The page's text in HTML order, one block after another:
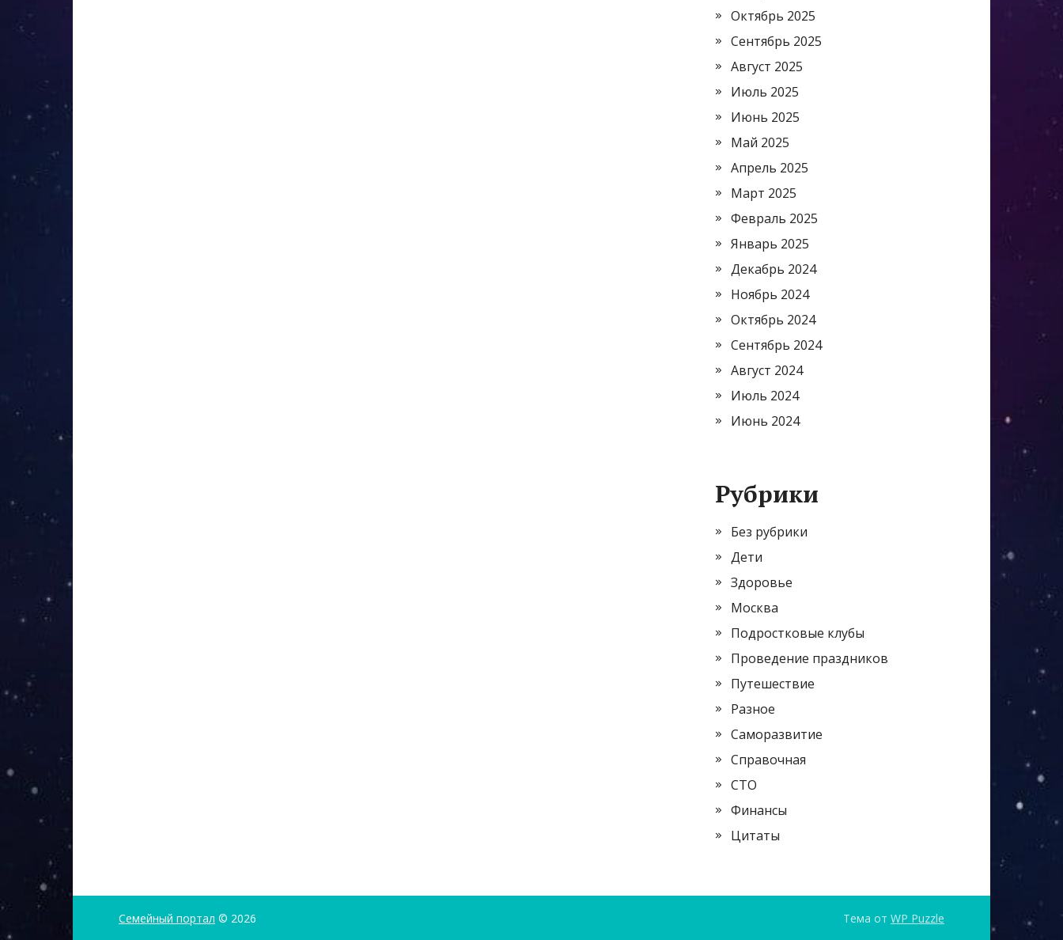
Октябрь 2025
Сентябрь 2025
Август 2025
Июль 2025
Июнь 2025
Май 2025
Апрель 2025
Март 2025
Февраль 2025
Январь 2025
Декабрь 2024
Ноябрь 2024
Октябрь 2024
Сентябрь 2024
Август 2024
Июль 2024
Июнь 2024
Рубрики
Без рубрики
Дети
Здоровье
Москва
Подростковые клубы
Проведение праздников
Путешествие
Разное
Саморазвитие
Справочная
СТО
Финансы
Цитаты
Семейный портал © 2026 Тема от WP Puzzle